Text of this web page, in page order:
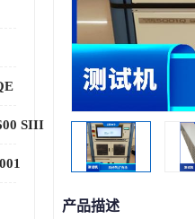
SIII
产品描述